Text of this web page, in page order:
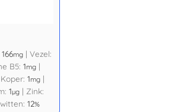
166mg | Vezel:
B5: 1mg |
Koper: 1mg |
1µg | Zink:
12%